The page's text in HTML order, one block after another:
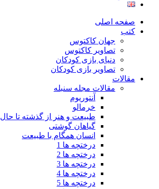
صفحه اصلی
کتب
جهان کاکتوس
تصاویر کاکتوس
دنیای بازی کودکان
تصاویر بازی کودکان
مقالات
مقالات مجله سنبله
آنتوریوم
خرمالو
طبیعت و هنر از گذشته تا حال
گیاهان گوشتی
انسان همگام با طبیعت
درختچه ها 1
درختچه ها 2
درختچه ها 3
درختچه ها 4
درختچه ها 5